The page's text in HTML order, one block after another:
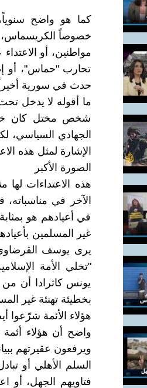
كما هو واضح سنوياً،
خصوصاً الكريسماس،
مواطنين، أو
تحارب "حماس"، أو
حدث في سورية
ما أقوله لا يدخل
شخص مختل كان
الجهادي السياسي،
الإشارة لمثل هذه
الصورة الأكبر
هذه الاعتداءات لها
الآخر في
في أعيادهم هو
غير المسلمين
يرى يوسف
"تخلي الأمة
يونس كاثرادا أن من
بخطيئة تهنئة غير
هؤلاء الأئمة شرّعوا
واضح أن هؤلاء أئمة
ويرفعون عقيرتهم
السلم الأهلي أو
فتاويهم الجهل، أو